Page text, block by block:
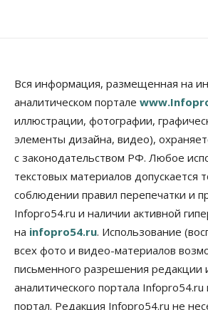
07 Августа 2026, 12:35
Общество
Синоптики рассказали о погоде в
на выходных
07 Августа 2026, 12:00
Жители Новосибирска смогут
повысить свою пенсию
07 Августа 2026, 11:30
Общество
Деньгами будут распоряжаться
школах Новосибирской области
инициативное бюджетирование
Вся информация, размещенная на
аналитическом портале
иллюстрации, фотографии,
элементы дизайна, видео),
с законодательством РФ. Любое
текстовых материалов допускается
соблюдении правил перепечатки и
Infopro54.ru и наличии активной
на infopro54.ru. Использование
всех фото и видео-материалов
письменного разрешения
аналитического портала Infopro54.ru
портал. Редакция Infopro54.ru не